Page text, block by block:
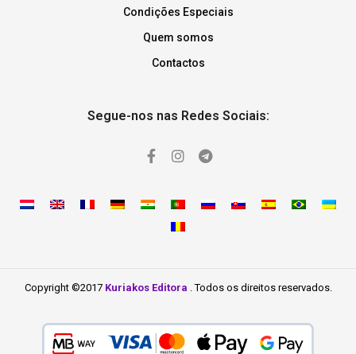
Condições Especiais
Quem somos
Contactos
Segue-nos nas Redes Sociais:
Copyright ©2017 Kuriakos Editora . Todos os direitos reservados.